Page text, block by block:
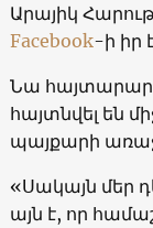
Արայիկ
Facebook-ի իր
Նա
հայտնվել են
պայքարի
«Սակայն մեր
այն է, որ